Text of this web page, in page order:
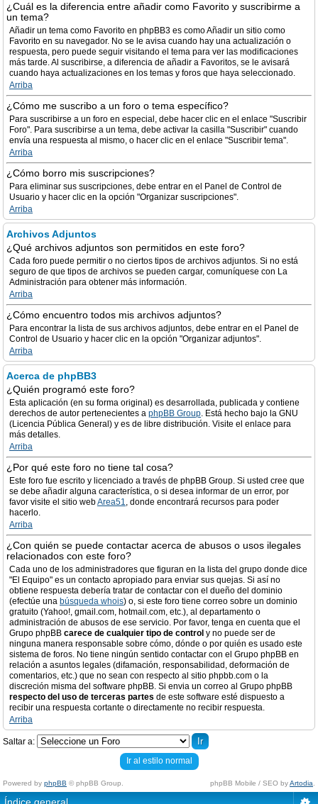
¿Cuál es la diferencia entre añadir como Favorito y suscribirme a
un tema?
Añadir un tema como Favorito en phpBB3 es como Añadir un sitio como
Favorito en su navegador. No se le avisa cuando hay una actualización o
respuesta, pero puede seguir visitando el tema para ver las modificaciones
más tarde. Al suscribirse, a diferencia de añadir a Favoritos, se le avisará
cuando haya actualizaciones en los temas y foros que haya seleccionado.
Arriba
¿Cómo me suscribo a un foro o tema específico?
Para suscribirse a un foro en especial, debe hacer clic en el enlace "Suscribir
Foro". Para suscribirse a un tema, debe activar la casilla "Suscribir" cuando
envía una respuesta al mismo, o hacer clic en el enlace "Suscribir tema".
Arriba
¿Cómo borro mis suscripciones?
Para eliminar sus suscripciones, debe entrar en el Panel de Control de
Usuario y hacer clic en la opción "Organizar suscripciones".
Arriba
Archivos Adjuntos
¿Qué archivos adjuntos son permitidos en este foro?
Cada foro puede permitir o no ciertos tipos de archivos adjuntos. Si no está
seguro de que tipos de archivos se pueden cargar, comuníquese con La
Administración para obtener más información.
Arriba
¿Cómo encuentro todos mis archivos adjuntos?
Para encontrar la lista de sus archivos adjuntos, debe entrar en el Panel de
Control de Usuario y hacer clic en la opción "Organizar adjuntos".
Arriba
Acerca de phpBB3
¿Quién programó este foro?
Esta aplicación (en su forma original) es desarrollada, publicada y contiene
derechos de autor pertenecientes a phpBB Group. Está hecho bajo la GNU
(Licencia Pública General) y es de libre distribución. Visite el enlace para
más detalles.
Arriba
¿Por qué este foro no tiene tal cosa?
Este foro fue escrito y licenciado a través de phpBB Group. Si usted cree que
se debe añadir alguna característica, o si desea informar de un error, por
favor visite el sitio webArea51, donde encontrará recursos para poder
hacerlo.
Arriba
¿Con quién se puede contactar acerca de abusos o usos ilegales
relacionados con este foro?
Cada uno de los administradores que figuran en la lista del grupo donde dice
"El Equipo" es un contacto apropiado para enviar sus quejas. Si así no
obtiene respuesta debería tratar de contactar con el dueño del dominio
(efectúe una búsqueda whois) o, si este foro tiene correo sobre un dominio
gratuito (Yahoo!, gmail.com, hotmail.com, etc.), al departamento o
administración de abusos de ese servicio. Por favor, tenga en cuenta que el
Grupo phpBB carece de cualquier tipo de control y no puede ser de
ninguna manera responsable sobre cómo, dónde o por quién es usado este
sistema de foros. No tiene ningún sentido contactar con el Grupo phpBB en
relación a asuntos legales (difamación, responsabilidad, deformación de
comentarios, etc.) que no sean con respecto al sitio phpbb.com o la
discreción misma del software phpBB. Si envia un correo al Grupo phpBB
respecto del uso de terceras partes de este software esté dispuesto a
recibir una respuesta cortante o directamente no recibir respuesta.
Arriba
Saltar a:
Ir al estilo normal
Powered by phpBB © phpBB Group. phpBB Mobile / SEO byArtodia